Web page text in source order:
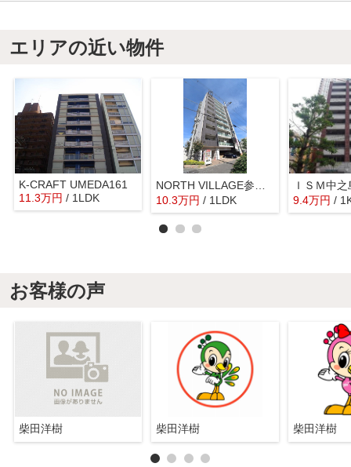
エリアの近い物件
K-CRAFT UMEDA161
11.3万円 / 1LDK
10.3万円 / 1LDK 9.4万円 /
お客様の声
柴田洋樹 柴田洋樹 柴田洋樹